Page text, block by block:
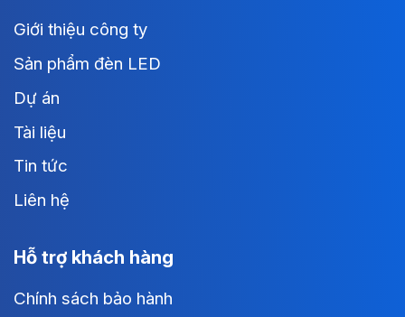
Giới thiệu công ty
Sản phẩm đèn LED
Dự án
Tài liệu
Tin tức
Liên hệ
Hỗ trợ khách hàng
Chính sách bảo hành